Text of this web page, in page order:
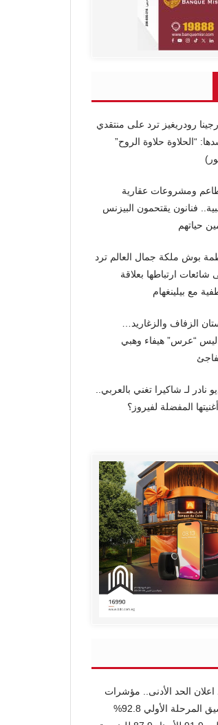
رودريغيز ترد على منتقدي
“الحلاوة حلاوة الروح”
ومشروعات عقارية
فنانون يقتحمون البيزنس
حياتهم
بوش ملكة جمال العالم ترد
شائعات ارتباطها بعلاقة
مع بيلينغهام
الزفاف والزغاريد…
“عرس” هيفاء وهبي
نادر لـ شاكيرا تغني بالعربي..
المفضلة لفيروز؟
اعلان الحد الأدنى.. مؤشرات
تنسيق المرحلة الأولي 92.8%